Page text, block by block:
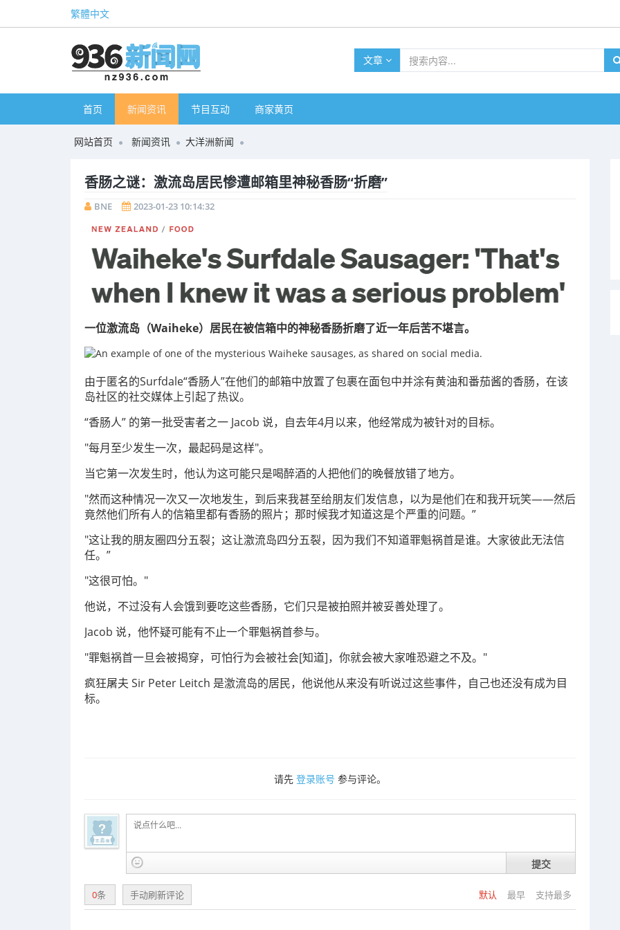
繁體中文
文章
首页 新闻资讯 节目互动 商家黄页
网站首页 新闻资讯 大洋洲新闻
香肠之谜：激流岛居民惨遭邮箱里神秘香肠“折磨”
BNE 2023-01-23 10:14:32
一位激流岛（Waiheke）居民在被信箱中的神秘香肠折磨了近一年后苦不堪言。
由于匿名的Surfdale“香肠人”在他们的邮箱中放置了包裹在面包中并涂有黄油和番茄酱的香肠，在该
岛社区的社交媒体上引起了热议。
“香肠人” 的第一批受害者之一 Jacob 说，自去年4月以来，他经常成为被针对的目标。
"每月至少发生一次，最起码是这样"。
当它第一次发生时，他认为这可能只是喝醉酒的人把他们的晚餐放错了地方。
"然而这种情况一次又一次地发生，到后来我甚至给朋友们发信息，以为是他们在和我开玩笑——然后
竟然他们所有人的信箱里都有香肠的照片；那时候我才知道这是个严重的问题。”
"这让我的朋友圈四分五裂；这让激流岛四分五裂，因为我们不知道罪魁祸首是谁。大家彼此无法信
任。”
"这很可怕。"
他说，不过没有人会饿到要吃这些香肠，它们只是被拍照并被妥善处理了。
Jacob 说，他怀疑可能有不止一个罪魁祸首参与。
"罪魁祸首一旦会被揭穿，可怕行为会被社会[知道]，你就会被大家唯恐避之不及。"
疯狂屠夫 Sir Peter Leitch 是激流岛的居民，他说他从来没有听说过这些事件，自己也还没有成为目
标。
请先 登录账号 参与评论。
提交
默认 最早 支持最多
0条 手动刷新评论